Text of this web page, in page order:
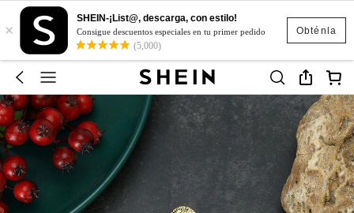
Obténla
×
SHEIN-¡List@, descarga, con estilo!
Consigue descuentos especiales en tu primer pedido
(5,000)